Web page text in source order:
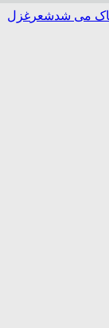
تاک می شدشعر غزل